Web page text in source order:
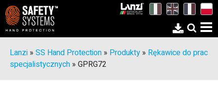
Lanzi » SS Hand Protection » Produkty » Rękawice do prac
specjalistycznych » GPRG72